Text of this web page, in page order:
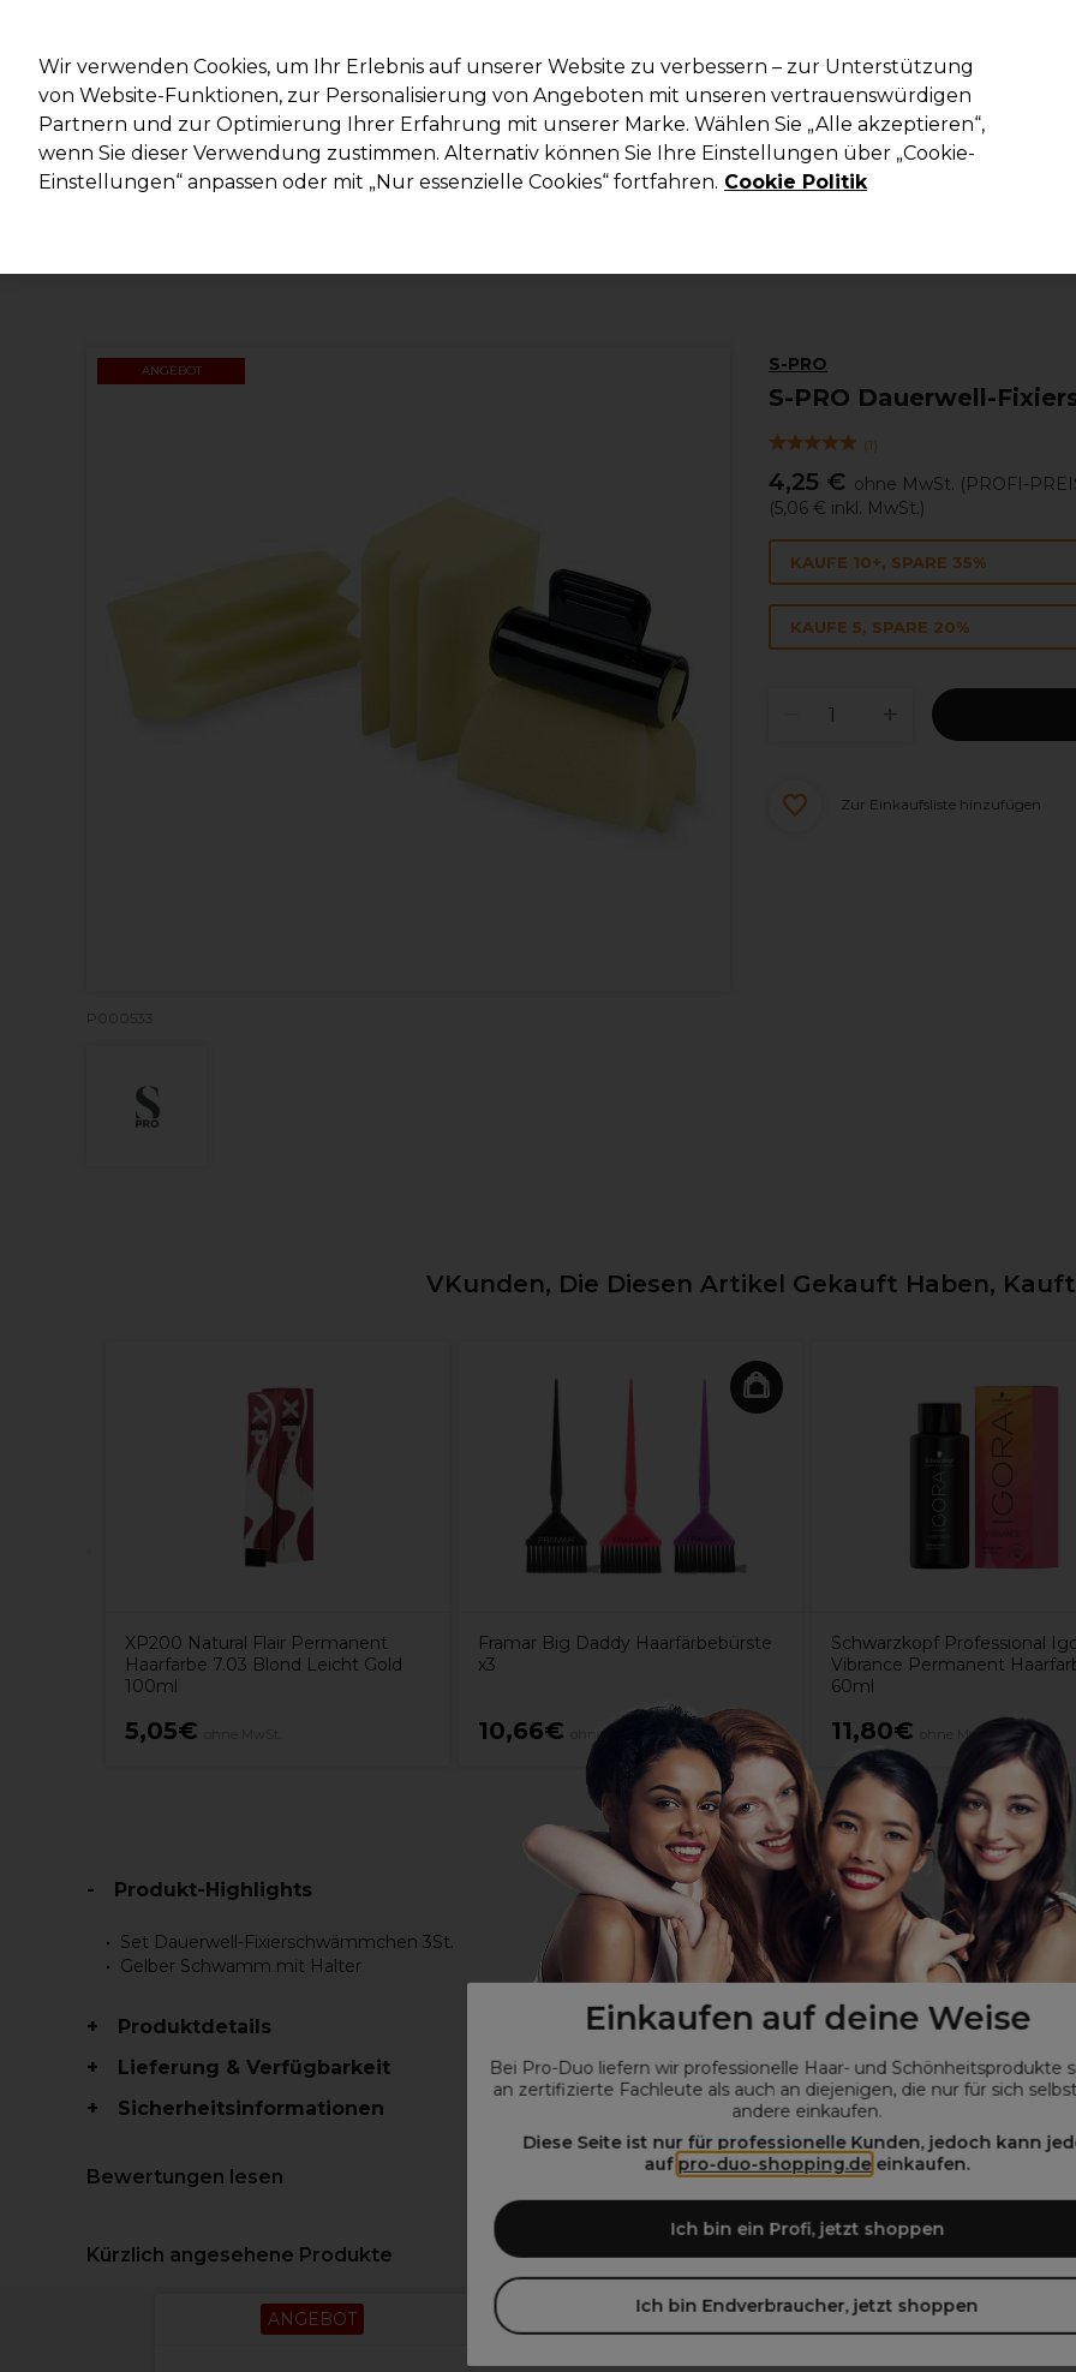
Einkaufen auf deine Weise
Bei Pro-Duo liefern wir professionelle Haar- und Schönheitsprodukte
an zertifizierte Fachleute als auch an diejenigen, die nur für sich
andere einkaufen.
Diese Seite ist nur für professionelle Kunden, jedoch kann
auf pro-duo-shopping.deeinkaufen.
Ich bin ein Profi, jetzt shoppen
Ich bin Endverbraucher, jetzt shoppen
Suchen
Marken Deals Haare Elektrogeräte Saloneinrichtung Kosmetik Herrenfriseur Inspiration Die Professional
Lieferung und Lieferzeiten
S-PRO
S-PRO Dauerwell-
(1)
4,25 € ohne MwSt. (PROFI-
(5,06 € inkl. MwSt.)
ANGEBOT
P000533
KAUFE 10+, SPARE 35%
KAUFE 5, SPARE 20%
Zur Einkaufsliste hinzufügen
VKunden, Die Diesen Artikel Gekauft Haben,
XP200 Natural Flair Permanent
Haarfarbe 7.03 Blond Leicht Gold
100ml
5,05€
Framar Big Daddy Haarfärbebürste
x3
10,66€ ohne MwSt.
Schwarzkopf Professional
Vibrance Permanent
60ml
11,80€ ohne MwSt.
Produkt-Highlights
Set Dauerwell-Fixierschwämmchen 3St.
Gelber Schwamm mit Halter
Produktdetails
Lieferung & Verfügbarkeit
Sicherheitsinformationen
Bewertungen lesen
Kürzlich angesehene Produkte
ANGEBOT
Wir verwenden Cookies, um Ihr Erlebnis auf unserer Website zu verbessern – zur Unterstützung
von Website-Funktionen, zur Personalisierung von Angeboten mit unseren vertrauenswürdigen
Partnern und zur Optimierung Ihrer Erfahrung mit unserer Marke. Wählen Sie „Alle akzeptieren“,
wenn Sie dieser Verwendung zustimmen. Alternativ können Sie Ihre Einstellungen über „Cookie-
Einstellungen“ anpassen oder mit „Nur essenzielle Cookies“ fortfahren. Cookie Politik